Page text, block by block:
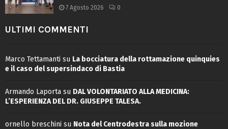
7 Agosto 2026 0
ULTIMI COMMENTI
Marco Tettamanti su La bocciatura della rottamazione quinquies
e il caso del supersindaco di Bastia
Armando Laporta su DAL VOLONTARIATO ALLA MEDICINA:
L’ESPERIENZA DEL DR. GIUSEPPE TALESA.
ornello breschini su Nota del Centrodestra sulla mozione